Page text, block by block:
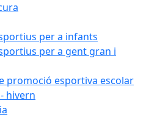
per a infants
per a gent gran i
promoció esportiva escolar
hivern